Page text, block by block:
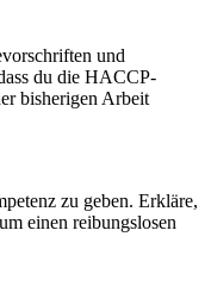
und
du die HACCP-
bisherigen Arbeit
zu geben. Erkläre,
einen reibungslosen